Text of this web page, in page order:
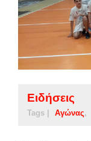
Ειδήσεις
Tags | Αγώνας